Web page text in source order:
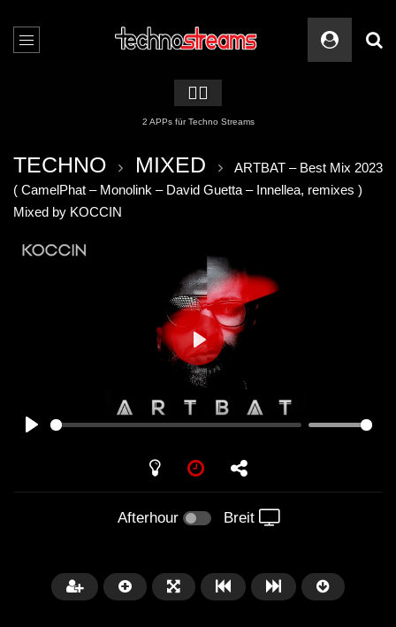
🏳️‍🌈
2 APPs für Techno Streams
TECHNO MIXED
ARTBAT – Best Mix 2023
( CamelPhat – Monolink – David Guetta – Innellea, remixes )
Mixed by KOCCIN
PLAY
Afterhour Breit